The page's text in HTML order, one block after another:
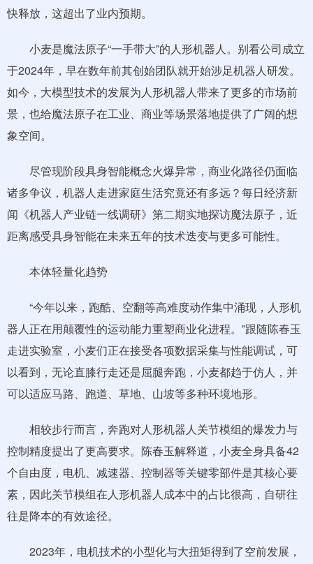
快释放，这超出了业内预期。
小麦是魔法原子“一手带大”的人形机器人。别看公司成立
于2024年，早在数年前其创始团队就开始涉足机器人研发。
如今，大模型技术的发展为人形机器人带来了更多的市场前
景，也给魔法原子在工业、商业等场景落地提供了广阔的想
象空间。
尽管现阶段具身智能概念火爆异常，商业化路径仍面临
诸多争议，机器人走进家庭生活究竟还有多远？每日经济新
闻《机器人产业链一线调研》第二期实地探访魔法原子，近
距离感受具身智能在未来五年的技术迭变与更多可能性。
本体轻量化趋势
“今年以来，跑酷、空翻等高难度动作集中涌现，人形机
器人正在用颠覆性的运动能力重塑商业化进程。”跟随陈春玉
走进实验室，小麦们正在接受各项数据采集与性能调试，可
以看到，无论直膝行走还是屈腿奔跑，小麦都趋于仿人，并
可以适应马路、跑道、草地、山坡等多种环境地形。
相较步行而言，奔跑对人形机器人关节模组的爆发力与
控制精度提出了更高要求。陈春玉解释道，小麦全身具备42
个自由度，电机、减速器、控制器等关键零部件是其核心要
素，因此关节模组在人形机器人成本中的占比很高，自研往
往是降本的有效途径。
2023年，电机技术的小型化与大扭矩得到了空前发展，